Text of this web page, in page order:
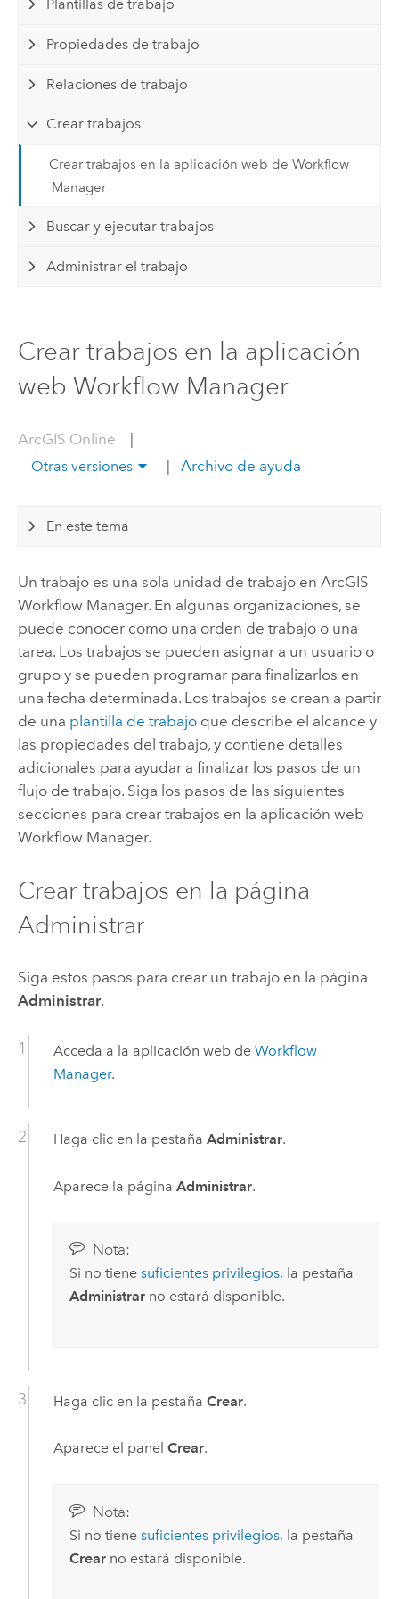
Plantillas de trabajo
Propiedades de trabajo
Relaciones de trabajo
Crear trabajos
Crear trabajos en la aplicación web de Workflow
Manager
Buscar y ejecutar trabajos
Administrar el trabajo
Crear trabajos en la aplicación
web Workflow Manager
ArcGIS Online |
Otras versiones | Archivo de ayuda
En este tema
Un trabajo es una sola unidad de trabajo en ArcGIS
Workflow Manager. En algunas organizaciones, se
puede conocer como una orden de trabajo o una
tarea. Los trabajos se pueden asignar a un usuario o
grupo y se pueden programar para finalizarlos en
una fecha determinada. Los trabajos se crean a partir
de una plantilla de trabajoque describe el alcance y
las propiedades del trabajo, y contiene detalles
adicionales para ayudar a finalizar los pasos de un
flujo de trabajo. Siga los pasos de las siguientes
secciones para crear trabajos en la aplicación web
Workflow Manager.
Crear trabajos en la página
Administrar
Siga estos pasos para crear un trabajo en la página
Administrar.
Acceda a la aplicación web de Workflow
Manager.
Haga clic en la pestaña Administrar.
Aparece la página Administrar.
Nota:
Si no tiene suficientes privilegios, la pestaña
Administrarno estará disponible.
Haga clic en la pestaña Crear.
Aparece el panel Crear.
Nota:
Si no tiene suficientes privilegios, la pestaña
Crearno estará disponible.